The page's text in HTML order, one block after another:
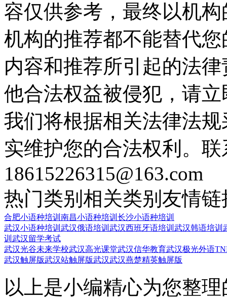
容仅供参考，最终以机
机构的推荐都不能替代
内容和推荐所引起的法
他合法权益被侵犯，请
我们将根据相关法律法
实维护您的合法权利。
18615226315@163.com
热门类别 相关类别 友情链
合肥小语种培训 南昌小语种培训 长沙小语种培训
武汉小语种培训 武汉俄语培训 武汉西班牙语培训 武汉韩语培训
训 武汉留学考试
武汉光谷未来学校武汉高光课堂武汉信华教育武汉极光外语
武汉触屏版武汉站触屏版武汉武汉燕楚精英触屏版
以上是小编精心为您整